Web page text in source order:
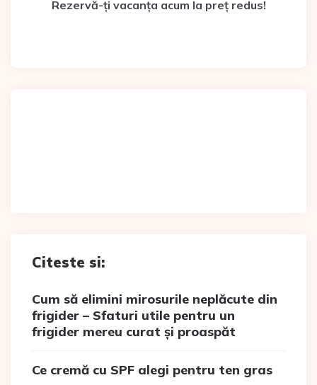
Rezervă-ți vacanța acum la preț redus!
Citeste si:
Cum să elimini mirosurile neplăcute din
frigider – Sfaturi utile pentru un
frigider mereu curat și proaspăt
Ce cremă cu SPF alegi pentru ten gras